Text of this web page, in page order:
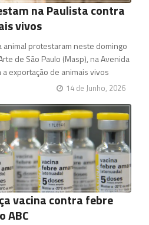
na Paulista contra
vivos
animal protestaram neste domingo
de São Paulo (Masp), na Avenida
a exportação de animais vivos
14 de Junho, 2026
vacina contra febre
ABC